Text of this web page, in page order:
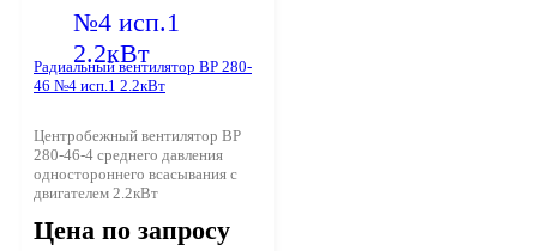
Радиальный вентилятор ВР 280-
46 №4 исп.1 2.2кВт
Центробежный вентилятор ВР
280-46-4 среднего давления
одностороннего всасывания с
двигателем 2.2кВт
Цена по запросу